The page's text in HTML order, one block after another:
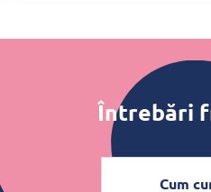
Întrebări
Cum